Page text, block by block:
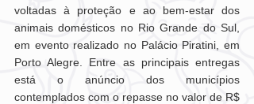
voltadas à proteção e ao bem-estar dos
animais domésticos no Rio Grande do Sul,
em evento realizado no Palácio Piratini, em
Porto Alegre. Entre as principais entregas
está o anúncio dos municípios
contemplados com o repasse no valor de R$